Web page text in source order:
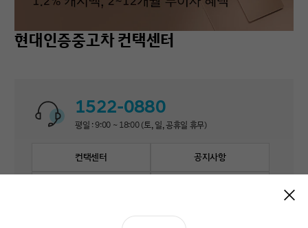
현대인증중고차 컨택센터
1522-0880
평일 : 9:00 ~ 18:00 (토, 일, 공휴일 휴무)
컨택센터 공지사항